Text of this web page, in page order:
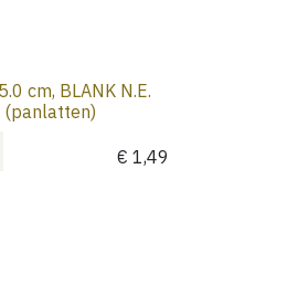
cm, BLANK N.E.
(panlatten)
€ 1,49